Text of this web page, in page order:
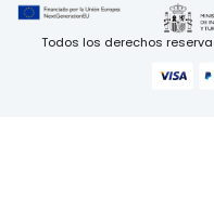
Todos los derechos